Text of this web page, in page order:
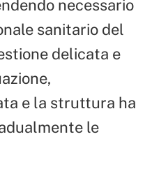
necessario
sanitario del
delicata e
e la struttura ha
le